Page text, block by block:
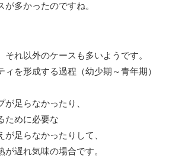
多かったのですね。
それ以外のケースも多いようです。
ィを形成する過程（幼少期～青年期）
足らなかったり、
ために必要な
が足らなかったりして、
が遅れ気味の場合です。